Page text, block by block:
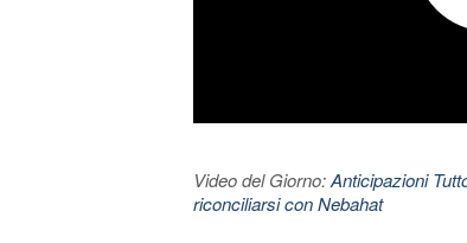
Video del Giorno:Anticipazioni
riconciliarsi con Nebahat